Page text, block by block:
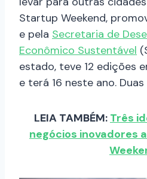
Startup Weekend,
e pela Secretaria de
Econômico Sustentável
estado, teve 12 edições
e terá 16 neste ano.
LEIA TAMBÉM: Três
negócios inovadores